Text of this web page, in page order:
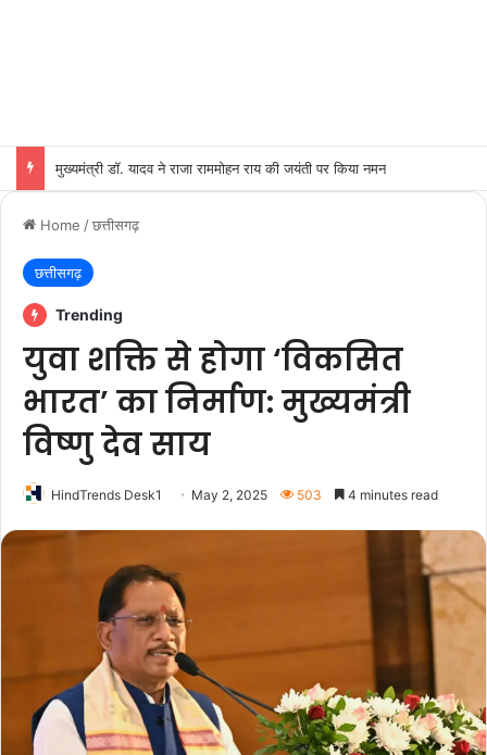
मुख्यमंत्री डॉ. यादव ने राजा राममोहन राय की जयंती पर किया नमन
Home /छत्तीसगढ़
छत्तीसगढ़
Trending
युवा शक्ति से होगा ‘विकसित
भारत’ का निर्माण: मुख्यमंत्री
विष्णु देव साय
HindTrends Desk1 May 2, 2025 503 4 minutes read